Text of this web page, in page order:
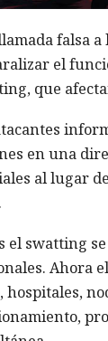
falsa
el
que
en una
al lugar
el swatting
Ahora
hospitales,